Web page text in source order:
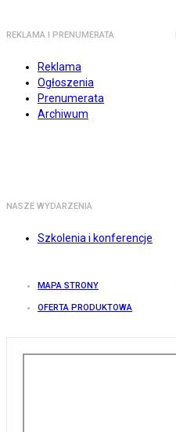
REKLAMA I PRENUMERATA
Reklama
Ogłoszenia
Prenumerata
Archiwum
NASZE WYDARZENIA
Szkolenia i konferencje
MAPA STRONY
OFERTA PRODUKTOWA